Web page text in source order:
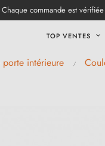
Chaque commande est
TOP VENTES
intérieure